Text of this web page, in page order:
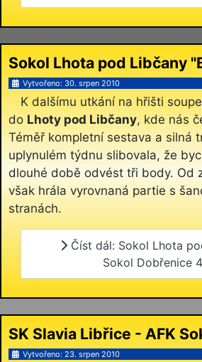
Sokol Lhota pod Libčany
Dobřenice 4:1 (2:0)
Vytvořeno: 30. srpen 2010
K dalšímu utkání na hřišti
do Lhoty pod Libčany, kde nás
Téměř kompletní sestava a silná
uplynulém týdnu slibovala, že
dlouhé době odvést tři body. Od
však hrála vyrovnaná partie s
stranách.
Číst dál: Sokol Lhota
Sokol Dobřenice
SK Slavia Libřice - AFK
2:2 (2:1)
Vytvořeno: 23. srpen 2010